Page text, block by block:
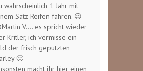
wahrscheinlich 1 Jahr mit
Satz Reifen fahren. 😉
V…. es spricht wieder
Kritler, ich vermisse ein
der frisch geputzten
🙂
macht ihr hier einen